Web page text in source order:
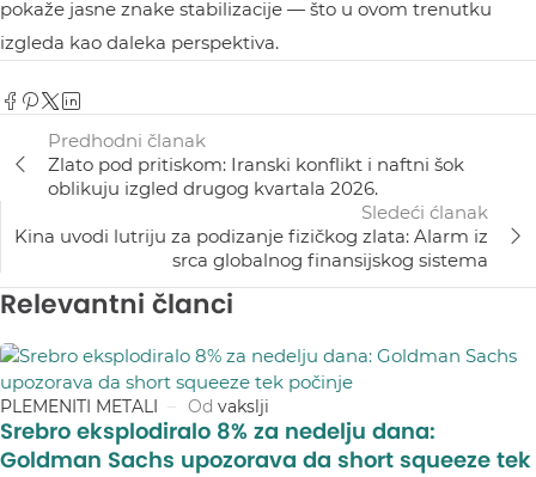
pokaže jasne znake stabilizacije — što u ovom trenutku
izgleda kao daleka perspektiva.
Predhodni članak
Zlato pod pritiskom: Iranski konflikt i naftni šok
oblikuju izgled drugog kvartala 2026.
Sledeći ćlanak
Kina uvodi lutriju za podizanje fizičkog zlata: Alarm iz
srca globalnog finansijskog sistema
Relevantni članci
PLEMENITI METALI Od vakslji
Srebro eksplodiralo 8% za nedelju dana:
Goldman Sachs upozorava da short squeeze tek